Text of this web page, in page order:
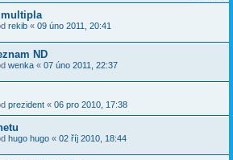
multipla
rekib « 09 úno 2011, 20:41
ND
wenka « 07 úno 2011, 22:37
prezident « 06 pro 2010, 17:38
hugo hugo « 02 říj 2010, 18:44